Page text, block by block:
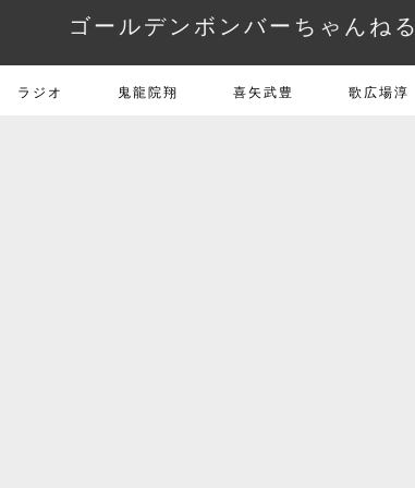
ゴールデンボンバーちゃんねる
ラジオ 鬼龍院翔 喜矢武豊 歌広場淳